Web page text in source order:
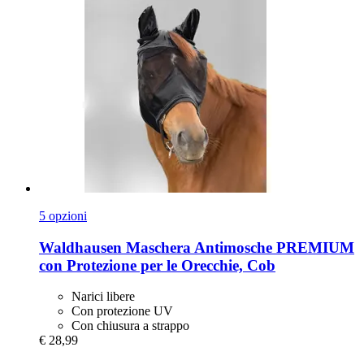
5 opzioni
Waldhausen Maschera Antimosche PREMIUM
con Protezione per le Orecchie, Cob
Narici libere
Con protezione UV
Con chiusura a strappo
€ 28,99